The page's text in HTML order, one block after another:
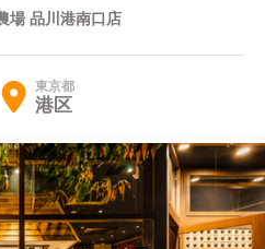
場 品川港南口店
東京都
港区